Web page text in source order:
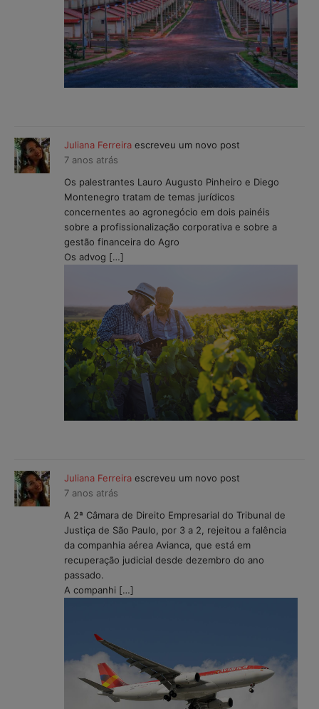
Juliana Ferreira escreveu um novo post
7 anos atrás
Os palestrantes Lauro Augusto Pinheiro e Diego
Montenegro tratam de temas jurídicos
concernentes ao agronegócio em dois painéis
sobre a profissionalização corporativa e sobre a
gestão financeira do Agro
Os advog […]
Juliana Ferreira escreveu um novo post
7 anos atrás
A 2ª Câmara de Direito Empresarial do Tribunal de
Justiça de São Paulo, por 3 a 2, rejeitou a falência
da companhia aérea Avianca, que está em
recuperação judicial desde dezembro do ano
passado.
A companhi […]